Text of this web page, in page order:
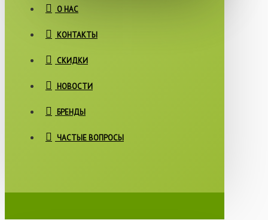
О НАС
КОНТАКТЫ
СКИДКИ
НОВОСТИ
БРЕНДЫ
ЧАСТЫЕ ВОПРОСЫ